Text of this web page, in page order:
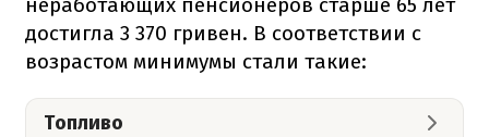
достигла 3 370 гривен. В соответствии с
возрастом минимумы стали такие:
Топливо